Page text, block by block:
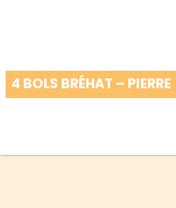
4 BOLS BRÉHAT – PIERRE